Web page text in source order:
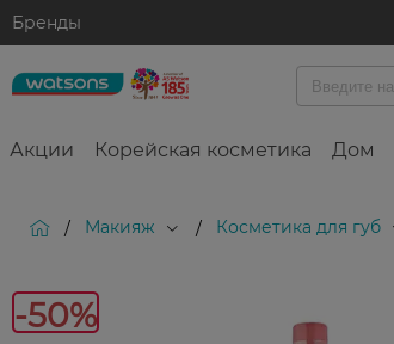
Бренды
Акции Корейская косметика Дом
/ Макияж / Косметика для губ
-50%